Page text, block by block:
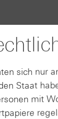
sind
sich nur
Staat
mit